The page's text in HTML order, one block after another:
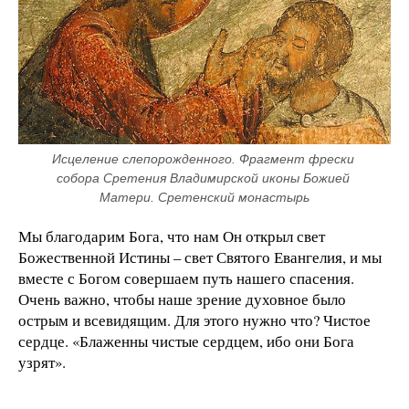
Исцеление слепорожденного. Фрагмент фрески
собора Сретения Владимирской иконы Божией
Матери. Сретенский монастырь
Мы благодарим Бога, что нам Он открыл свет
Божественной Истины – свет Святого Евангелия, и мы
вместе с Богом совершаем путь нашего спасения.
Очень важно, чтобы наше зрение духовное было
острым и всевидящим. Для этого нужно что? Чистое
сердце. «Блаженны чистые сердцем, ибо они Бога
узрят».